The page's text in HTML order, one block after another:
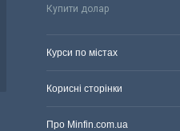
Купити долар
Курси по містах
Корисні сторінки
Про Minfin.com.ua